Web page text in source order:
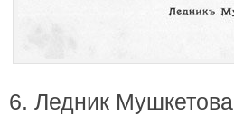
6. Ледник Мушкетова